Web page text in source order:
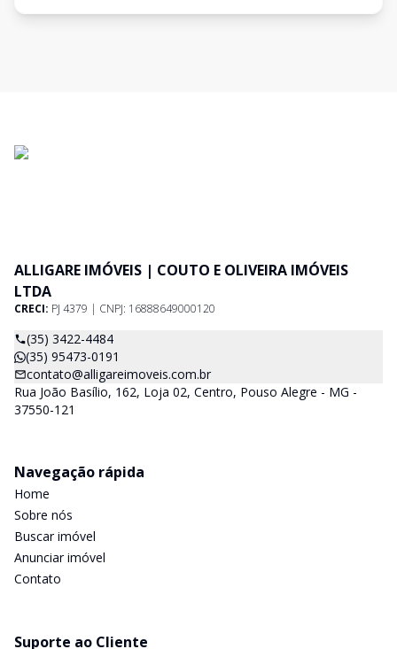
ALLIGARE IMÓVEIS | COUTO E OLIVEIRA IMÓVEIS
LTDA
CRECI: PJ 4379 | CNPJ: 16888649000120
(35) 3422-4484
(35) 95473-0191
contato@alligareimoveis.com.br
Rua João Basílio, 162, Loja 02, Centro, Pouso Alegre - MG -
37550-121
Navegação rápida
Home
Sobre nós
Buscar imóvel
Anunciar imóvel
Contato
Suporte ao Cliente